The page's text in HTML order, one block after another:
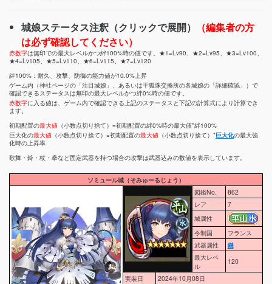
城娘ステータス注釈（クリックで展開）
（編集者の方
は必ず確認してください）
赤数字は無印での最大レベルかつ絆100%時の値です。★1=Lv90、★2=Lv95、★3=Lv100、
★4=Lv105、★5=Lv110、★6=Lv115、★7=Lv120
絆100%：耐久、攻撃、防御の能力値が10.0%上昇
ゲーム内（神社ページの「注目城娘」、あるいは千狐珠交換所の各城娘の「詳細確認」）で
確認できるステータスは無印の最大レベルかつ絆0%時の値です。
赤数字に入る値は、ゲーム内で確認できる上記のステータスと下記の計算式により計算でき
ます。
初期配置の最大値 （小数点切り捨て）=初期配置の絆0%時の最大値*絆100%
巨大化の最大値 （小数点切り捨て）=初期配置の最大値 （小数点切り捨て）*巨大化の最大強
化時の上昇率
歌舞・鈴・杖・拳など固定武器を持つ場合の攻撃は武器込みの数値を表示しています。
ソミュール城（そみゅーるじょう）
図鑑No.
862
レア
7
城属性
令制国
フランス
武器属性
鎌
最大レベ
ル
120
実装日
2024年10月08日